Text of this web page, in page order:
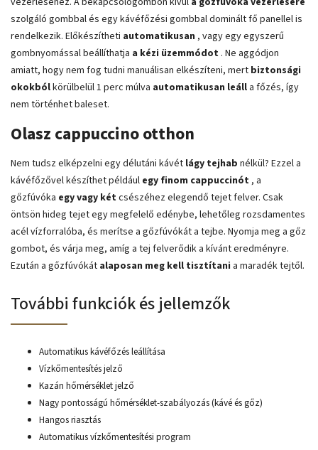
szolgáló gombbal és egy kávéfőzési gombbal dominált fő panellel is
rendelkezik. Előkészítheti automatikusan , vagy egy egyszerű
gombnyomással beállíthatja a kézi üzemmódot . Ne aggódjon
amiatt, hogy nem fog tudni manuálisan elkészíteni, mert biztonsági
okokbólkörülbelül 1 perc múlva automatikusan leáll a főzés, így
nem történhet baleset.
Olasz cappuccino otthon
Nem tudsz elképzelni egy délutáni kávét lágy tejhab nélkül? Ezzel a
kávéfőzővel készíthet például egy finom cappuccinót , a
gőzfúvóka egy vagy kétcsészéhez elegendő tejet felver. Csak
öntsön hideg tejet egy megfelelő edénybe, lehetőleg rozsdamentes
acél vízforralóba, és merítse a gőzfúvókát a tejbe. Nyomja meg a gőz
gombot, és várja meg, amíg a tej felverődik a kívánt eredményre.
Ezután a gőzfúvókát alaposan meg kell tisztítani a maradék tejtől.
További funkciók és jellemzők
Automatikus kávéfőzés leállítása
Vízkőmentesítés jelző
Kazán hőmérséklet jelző
Nagy pontosságú hőmérséklet-szabályozás (kávé és gőz)
Hangos riasztás
Automatikus vízkőmentesítési program